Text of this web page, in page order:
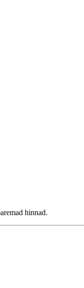
hinnad.